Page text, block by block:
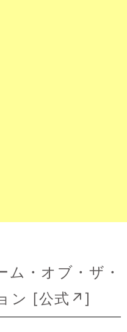
ム・オブ・ザ・
ン [公式↗]